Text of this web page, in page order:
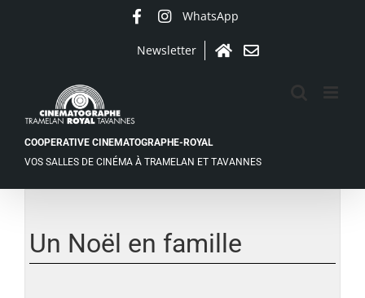
WhatsApp
Newsletter
AccueilContact
COOPERATIVE CINEMATOGRAPHE-ROYAL
VOS SALLES DE CINÉMA À TRAMELAN ET TAVANNES
agrandie
Un Noël en famille